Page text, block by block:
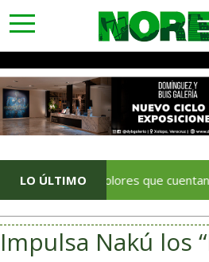
toggle
navigation
LO ÚLTIMO
Con colores que cuentan historia,
Impulsa Nakú los